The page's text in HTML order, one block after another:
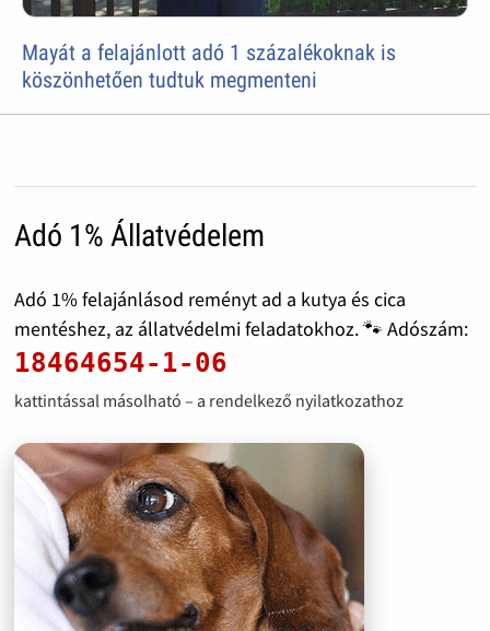
Mayát a felajánlott adó 1 százalékoknak is
köszönhetően tudtuk megmenteni
Adó 1% Állatvédelem
Adó 1% felajánlásod reményt ad a kutya és cica
mentéshez, az állatvédelmi feladatokhoz. 🐾 Adószám:
18464654-1-06
kattintással másolható – a rendelkező nyilatkozathoz